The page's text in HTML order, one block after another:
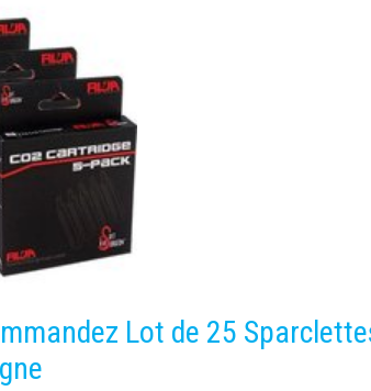
Lot de 25